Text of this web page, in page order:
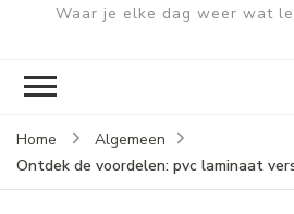
Waar je elke dag weer wat
Home
Algemeen
Ontdek de voordelen: pvc laminaat